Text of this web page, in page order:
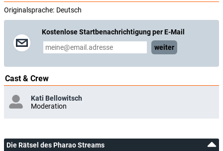
Originalsprache: Deutsch
Kostenlose Startbenachrichtigung per E-Mail
weiter
Cast & Crew
Kati Bellowitsch
Moderation
Die Rätsel des Pharao Streams